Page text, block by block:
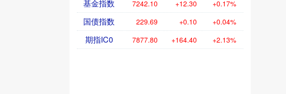
基金指数 7242.10 +12.30 +0.17%
国债指数 229.69 +0.10 +0.04%
期指IC0 7877.80 +164.40 +2.13%